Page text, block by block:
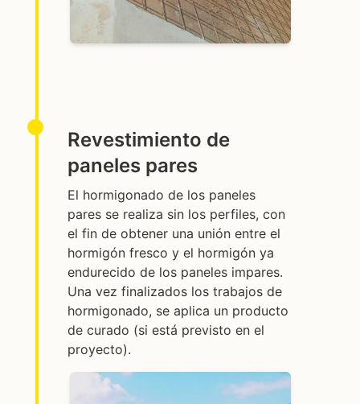
Revestimiento de
paneles pares
El hormigonado de los paneles
pares se realiza sin los perfiles, con
el fin de obtener una unión entre el
hormigón fresco y el hormigón ya
endurecido de los paneles impares.
Una vez finalizados los trabajos de
hormigonado, se aplica un producto
de curado (si está previsto en el
proyecto).